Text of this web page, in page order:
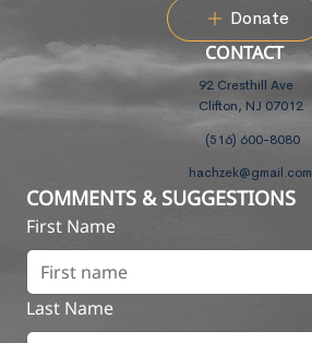
Donate
CONTACT
92 Cresthill Ave
Clifton, NJ 07012
(516) 600-8080
hachzek@gmail.com
COMMENTS & SUGGESTIONS
First Name
Last Name